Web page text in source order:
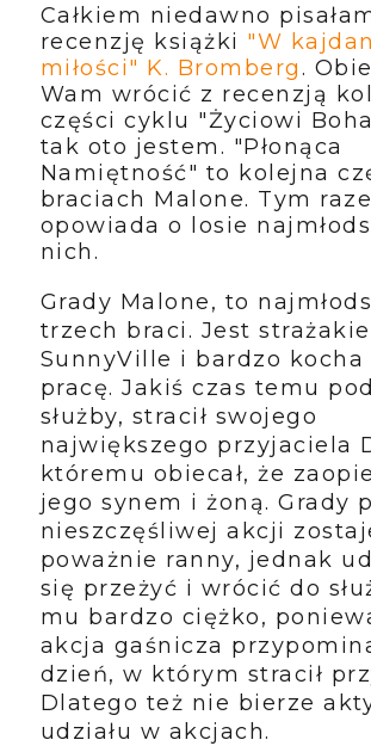
Całkiem niedawno
recenzję książki "W
miłości" K. Bromberg.
Wam wrócić z recenzją
części cyklu "Życiowi
tak oto jestem. "Płonąca
Namiętność" to kolejna
braciach Malone. Tym
opowiada o losie
nich.
Grady Malone, to
trzech braci. Jest
SunnyVille i bardzo kocha
pracę. Jakiś czas temu
służby, stracił swojego
największego przyjaciela
któremu obiecał, że
jego synem i żoną. Grady
nieszczęśliwej akcji
poważnie ranny, jednak
się przeżyć i wrócić do
mu bardzo ciężko,
akcja gaśnicza
dzień, w którym stracił
Dlatego też nie bierze
udziału w akcjach.